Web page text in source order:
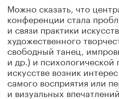
Можно сказать, что
конференции стала
и связи практики
художественного
свободный танец,
и др.) и психологической
искусстве возник
самого восприятия или
и визуальных